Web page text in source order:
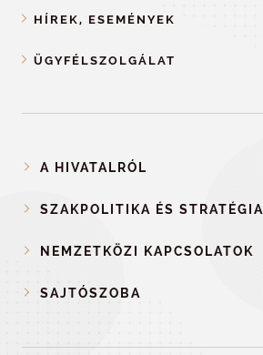
HÍREK, ESEMÉNYEK
ÜGYFÉLSZOLGÁLAT
A HIVATALRÓL
SZAKPOLITIKA ÉS STRATÉGIA
NEMZETKÖZI KAPCSOLATOK
SAJTÓSZOBA